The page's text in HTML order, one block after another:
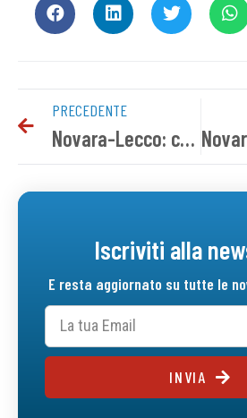
PRECEDENTE
Novara-Lecco: conferenza stampa pre gara
Iscriviti alla
E resta aggiornato su tutte le
INVIA